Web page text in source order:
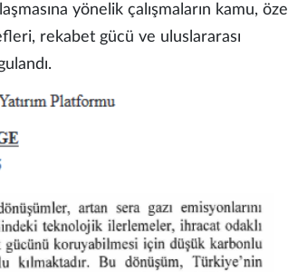
yönelik çalışmaların kamu, özel
rekabet gücü ve uluslararası